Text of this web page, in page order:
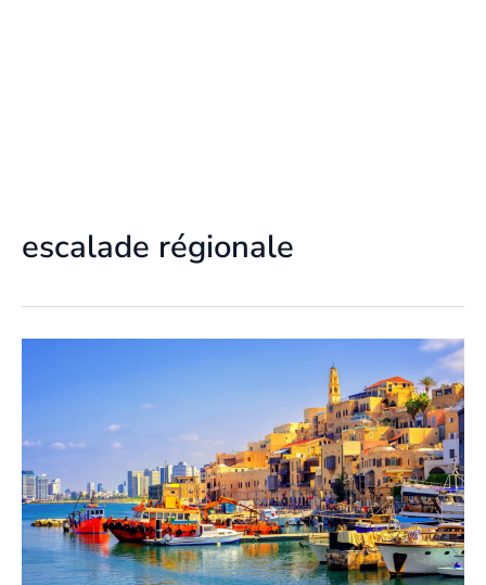
escalade régionale